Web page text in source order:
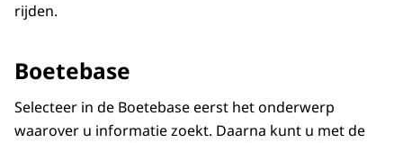
rijden.
Boetebase
Selecteer in de Boetebase eerst het onderwerp
waarover u informatie zoekt. Daarna kunt u met de